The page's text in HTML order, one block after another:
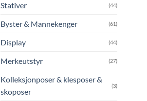
Stativer (44)
Byster & Mannekenger (61)
Display (44)
Merkeutstyr (27)
Kolleksjonposer & klesposer &
skoposer
(3)